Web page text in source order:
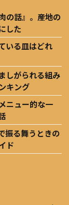
の話』。産地の
した
いる皿はどれ
しがられる組み
キング
ニュー的な一
振る舞うときの
ド